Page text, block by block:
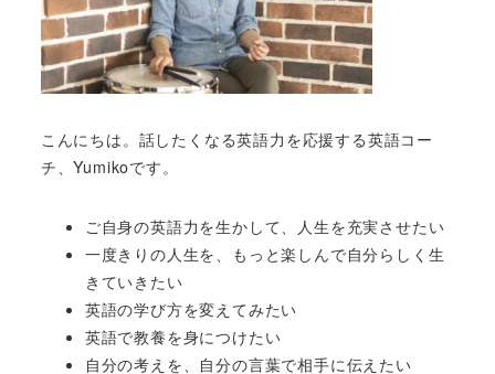
こんにちは。話したくなる英語力を応援する英語コー
チ、Yumikoです。
ご自身の英語力を生かして、人生を充実させたい
一度きりの人生を、もっと楽しんで自分らしく生
きていきたい
英語の学び方を変えてみたい
英語で教養を身につけたい
自分の考えを、自分の言葉で相手に伝えたい